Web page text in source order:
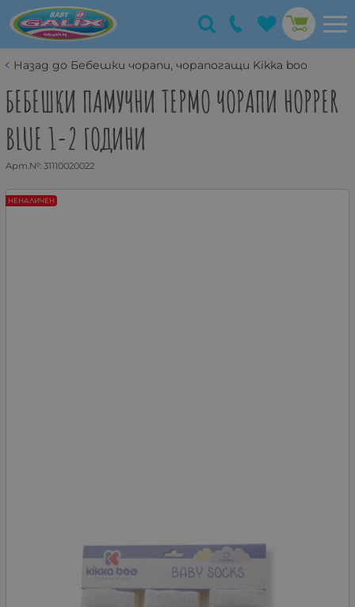
Назад до Бебешки чорапи, чорапогащи Kikka boo
БЕБЕШКИ ПАМУЧНИ ТЕРМО ЧОРАПИ HOPPER
BLUE 1-2 ГОДИНИ
Арт.№: 31110020022
НЕНАЛИЧЕН